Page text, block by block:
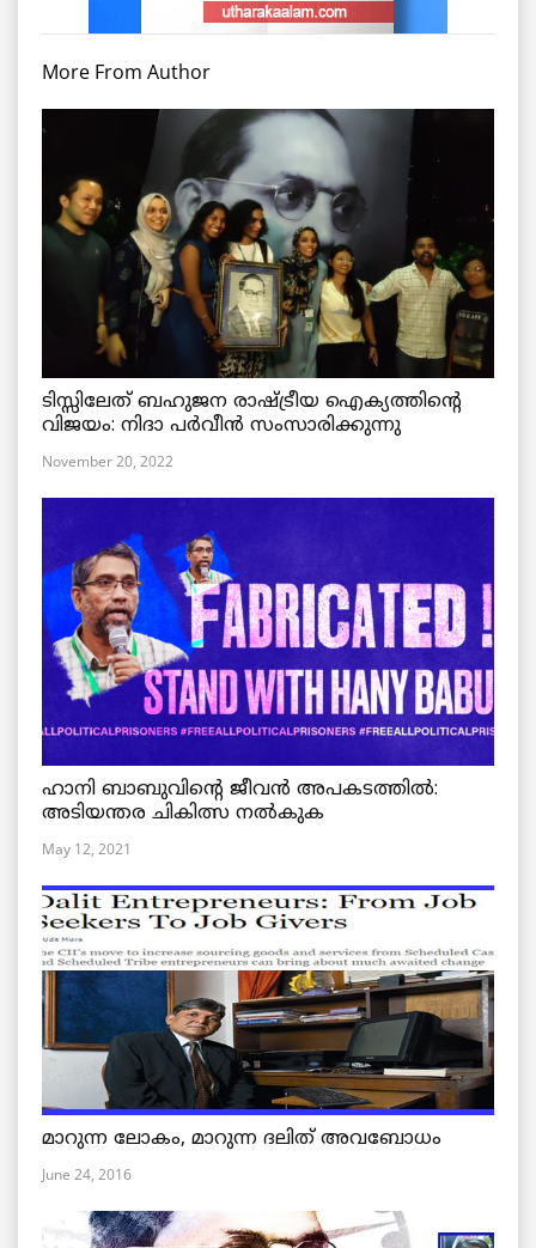
More From Author
ടിസ്സിലേത് ബഹുജന രാഷ്ട്രീയ ഐക്യത്തിന്റെ
വിജയം: നിദാ പർവീൻ സംസാരിക്കുന്നു
November 20, 2022
ഹാനി ബാബുവിന്റെ ജീവൻ അപകടത്തിൽ:
അടിയന്തര ചികിത്സ നൽകുക
May 12, 2021
മാറുന്ന ലോകം, മാറുന്ന ദലിത് അവബോധം
June 24, 2016